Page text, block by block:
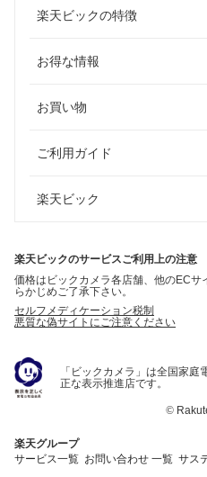
楽天ビックの特徴
お得な情報
お買い物
ご利用ガイド
楽天ビック
楽天ビックのサービスご利用上の注意
価格はビックカメラ各店舗、他のEC
らかじめご了承下さい。
セルフメディケーション税制
悪質な偽サイトにご注意ください
「ビックカメラ」は全国家
正な表示推進店です。
©
楽天グループ
サービス一覧 お問い合わせ 一覧 サス